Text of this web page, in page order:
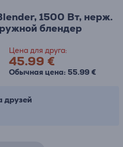
1500 Вт, нерж.
блендер
Цена для друга:
45.99 €
Обычная цена: 55.99 €
друзей